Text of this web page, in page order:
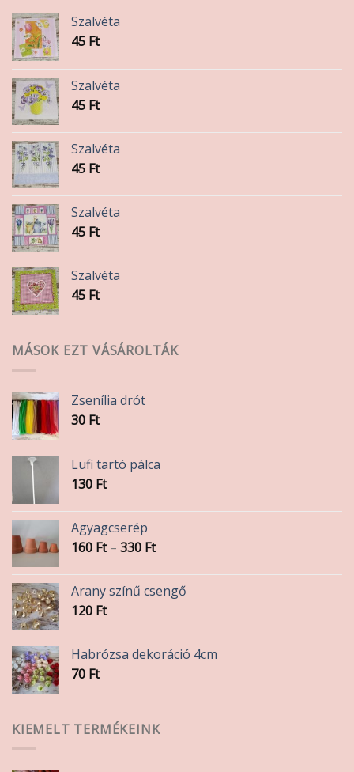
Szalvéta
45 Ft
Szalvéta
45 Ft
Szalvéta
45 Ft
Szalvéta
45 Ft
Szalvéta
45 Ft
MÁSOK EZT VÁSÁROLTÁK
Zsenília drót
30 Ft
Lufi tartó pálca
130 Ft
Agyagcserép
160 Ft – 330 FtÁrtartomány:
-
330 Ft
Arany színű csengő
120 Ft
Habrózsa dekoráció 4cm
70 Ft
KIEMELT TERMÉKEINK